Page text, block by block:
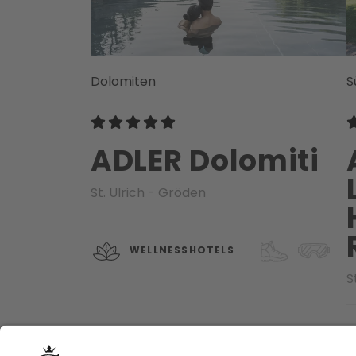
Dolomiten
ADLER Dolomiti
St. Ulrich - Gröden
WELLNESSHOTELS